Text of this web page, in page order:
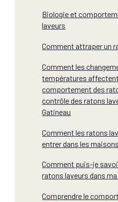
Biologie et
laveurs
Comment attraper un
Comment les
températures
comportement des
contrôle des ratons
Gatineau
Comment les ratons
entrer dans les
Comment puis-je
ratons laveurs dans
Comprendre le